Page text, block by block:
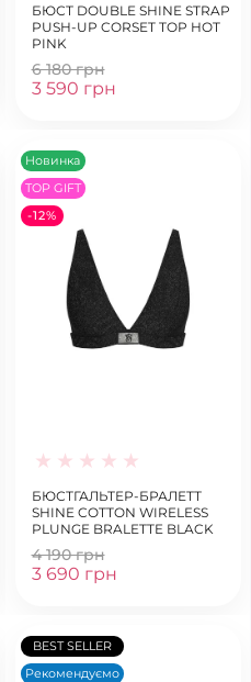
БЮСТ DOUBLE SHINE STRAP
PUSH-UP CORSET TOP HOT
PINK
6 180 грн
3 590 грн
Новинка
TOP GIFT
-12%
БЮСТГАЛЬТЕР-БРАЛЕТТ
SHINE COTTON WIRELESS
PLUNGE BRALETTE BLACK
4 190 грн
3 690 грн
BEST SELLER
Рекомендуємо